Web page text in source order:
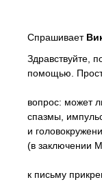
Спрашивает
Здравствуйте,
помощью.
вопрос: может
спазмы,
и
(в заключении
к письму